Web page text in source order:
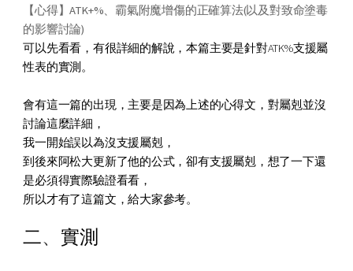
【心得】ATK+%、霸氣附魔增傷的正確算法(以及對致命塗毒
的影響討論)
可以先看看，有很詳細的解說，本篇主要是針對ATK%支援屬
性表的實測。
會有這一篇的出現，主要是因為上述的心得文，對屬剋並沒
討論這麼詳細，
我一開始誤以為沒支援屬剋，
到後來阿松大更新了他的公式，卻有支援屬剋，想了一下還
是必須得實際驗證看看，
所以才有了這篇文，給大家參考。
二、 實測